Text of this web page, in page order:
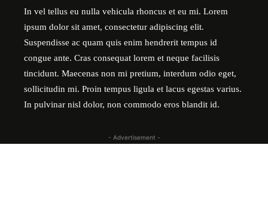
In vel tellus eu nulla vehicula rhoncus et eu mi. Lorem
ipsum dolor sit amet, consectetur adipiscing elit.
Suspendisse ac quam quis enim hendrerit tempus id
congue ante. Cras consequat lorem et neque facilisis
tincidunt. Maecenas non mi pretium, interdum odio eget,
sollicitudin mi. Proin tempus ligula et lacus egestas varius.
In pulvinar nisl dolor, non commodo eros blandit id.
- Advertisement -